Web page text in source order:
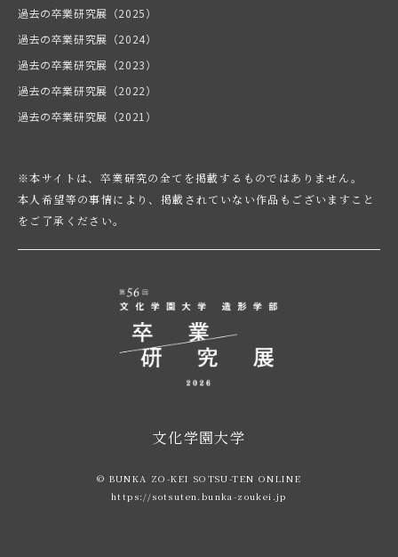
過去の卒業研究展（2025）
過去の卒業研究展（2024）
過去の卒業研究展（2023）
過去の卒業研究展（2022）
過去の卒業研究展（2021）
※本サイトは、卒業研究の全てを掲載するものではありません。
本人希望等の事情により、掲載されていない作品もございますこと
をご了承ください。
文化学園大学
© BUNKA ZO-KEI SOTSU-TEN ONLINE
https://sotsuten.bunka-zoukei.jp